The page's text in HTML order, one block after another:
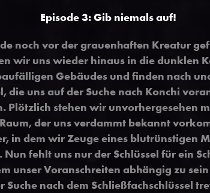
Episode 3: Gib niemals auf!
noch vor der grauenhaften Kreatur
wir uns wieder hinaus in die dunklen
Gebäudes und finden nach
die uns auf der Suche nach Konchi
Plötzlich stehen wir unvorhergesehen
der uns verdammt bekannt
in dem wir Zeuge eines blutrünstigen
fehlt uns nur der Schlüssel für ein
unser Voranschreiten abhängig zu
Suche nach dem Schließfachschlüssel